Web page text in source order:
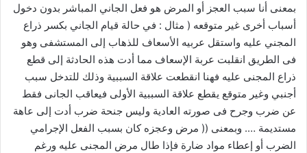
بمعنى أنا سبب العجز أو المرض هو فعل الجاني المباشر بدون دخول
أسباب أخرى غير متوقعه ( مثال : في حالة قيام الجاني بكسر ذراع
المجني عليه واستقل عربيه الأسعاف للذهاب إلى المستشفى وهو
فى الطريق انقلبت عربة الإسعاف مما أدت هذه الحادثة إلى قطع
ذراع المجنى عليه فهنا انقطعت علاقة السببية وذلك للتدخل سبب
أجنبي وغير متوقع يقطع علاقة السببية الأولى فيعاقب الجانى فقط
عن ضرب وجرح فى صورته العادية وليس جنحة ضرب أدت إلى عاهة
مستديمة …. وبمعنى (( مرض وعجزه كان بسبب الفعل الإجرامي
الضرب أو إعطاء مواد ضارة فإذا طال مرض المجنى عليه ورغم